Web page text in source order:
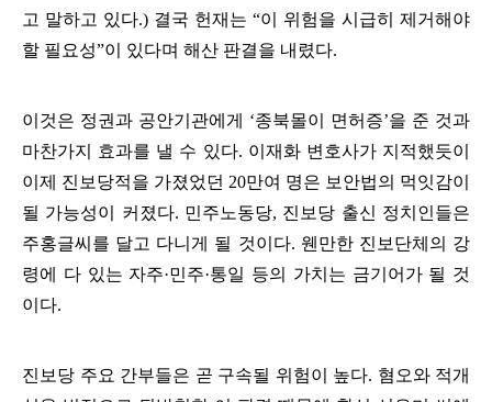
고 말하고 있다.) 결국 헌재는 “이 위험을 시급히 제거해야
할 필요성”이 있다며 해산 판결을 내렸다.
이것은 정권과 공안기관에게 ‘종북몰이 면허증’을 준 것과
마찬가지 효과를 낼 수 있다. 이재화 변호사가 지적했듯이
이제 진보당적을 가졌었던 20만여 명은 보안법의 먹잇감이
될 가능성이 커졌다. 민주노동당, 진보당 출신 정치인들은
주홍글씨를 달고 다니게 될 것이다. 웬만한 진보단체의 강
령에 다 있는 자주·민주·통일 등의 가치는 금기어가 될 것
이다.
진보당 주요 간부들은 곧 구속될 위험이 높다. 혐오와 적개